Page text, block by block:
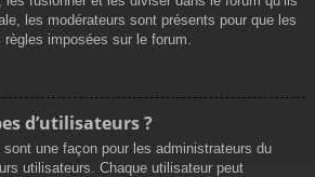
les modérateurs sont présents pour que les
imposées sur le forum.
d’utilisateurs ?
sont une façon pour les administrateurs du
utilisateurs. Chaque utilisateur peut